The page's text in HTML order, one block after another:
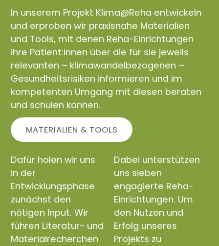
In unserem Projekt Klima@Reha entwickeln
und erproben wir praxisnahe Materialien
und Tools, mit denen Reha-Einrichtungen
ihre Patient:innen über die für sie jeweils
relevanten – klimawandelbezogenen –
Gesundheitsrisiken informieren und im
kompetenten Umgang mit diesen beraten
und schulen können.
MATERIALIEN & TOOLS
Dafür holen wir uns
in der
Entwicklungsphase
zunächst den
nötigen Input. Wir
führen Literatur- und
Materialrecherchen
Dabei unterstützen
uns sieben
engagierte Reha-
Einrichtungen. Um
den Nutzen und
Erfolg unseres
Projekts zu